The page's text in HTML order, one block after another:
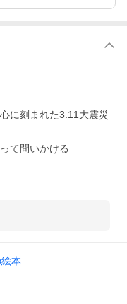
に刻まれた3.11大震災
て問いかける
本